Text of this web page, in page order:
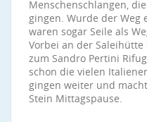
Menschenschlangen,
gingen. Wurde der
waren sogar Seile als
Vorbei an der
zum Sandro Pertini
schon die vielen
gingen weiter und
Stein Mittagspause.